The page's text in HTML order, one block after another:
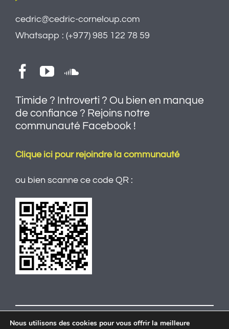
cedric@cedric-corneloup.com
Whatsapp : (+977) 985 122 78 59
Timide ? Introverti ? Ou bien en manque
de confiance ? Rejoins notre
communauté Facebook !
Clique ici pour rejoindre la communauté
ou bien scanne ce code QR :
Nous utilisons des cookies pour vous offrir la meilleure